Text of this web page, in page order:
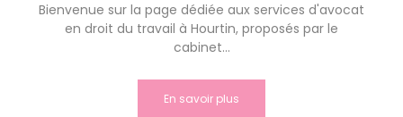
Bienvenue sur la page dédiée aux services d'avocat
en droit du travail à Hourtin, proposés par le
cabinet...
En savoir plus